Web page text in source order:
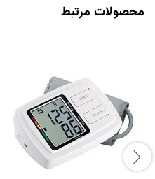
محصولات مرتبط